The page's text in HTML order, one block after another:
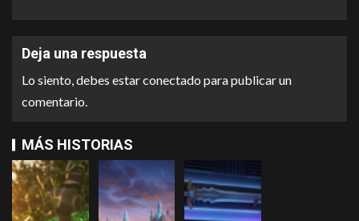
Deja una respuesta
Lo siento, debes estarconectado para publicar un
comentario.
MÁS HISTORIAS